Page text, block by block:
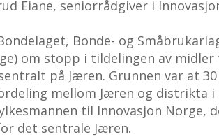
Eiane, seniorrådgiver i
Bonde- og
om stopp i tildelingen av midler
på Jæren. Grunnen var at 30
mellom Jæren og distrikta i
til Innovasjon Norge,
det sentrale Jæren.